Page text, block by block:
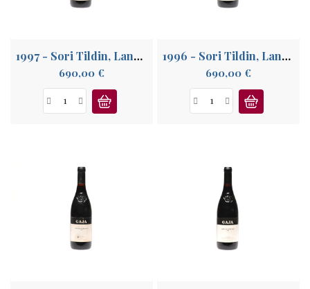
1997 - Sori Tildin, Langhe
690,00 €Prix
1996 - Sori Tildin, Langhe
690,00 €Prix